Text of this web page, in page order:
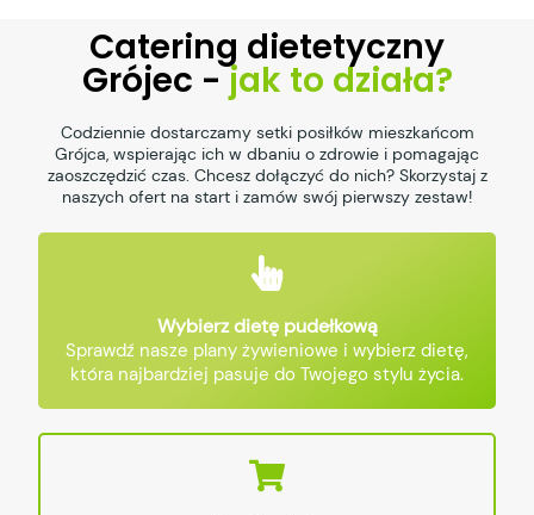
Catering dietetyczny
Grójec -jak to działa?
Codziennie dostarczamy setki posiłków mieszkańcom
Grójca, wspierając ich w dbaniu o zdrowie i pomagając
zaoszczędzić czas. Chcesz dołączyć do nich? Skorzystaj z
naszych ofert na start i zamów swój pierwszy zestaw!
Wybierz dietę pudełkową
Sprawdź nasze plany żywieniowe i wybierz dietę,
która najbardziej pasuje do Twojego stylu życia.